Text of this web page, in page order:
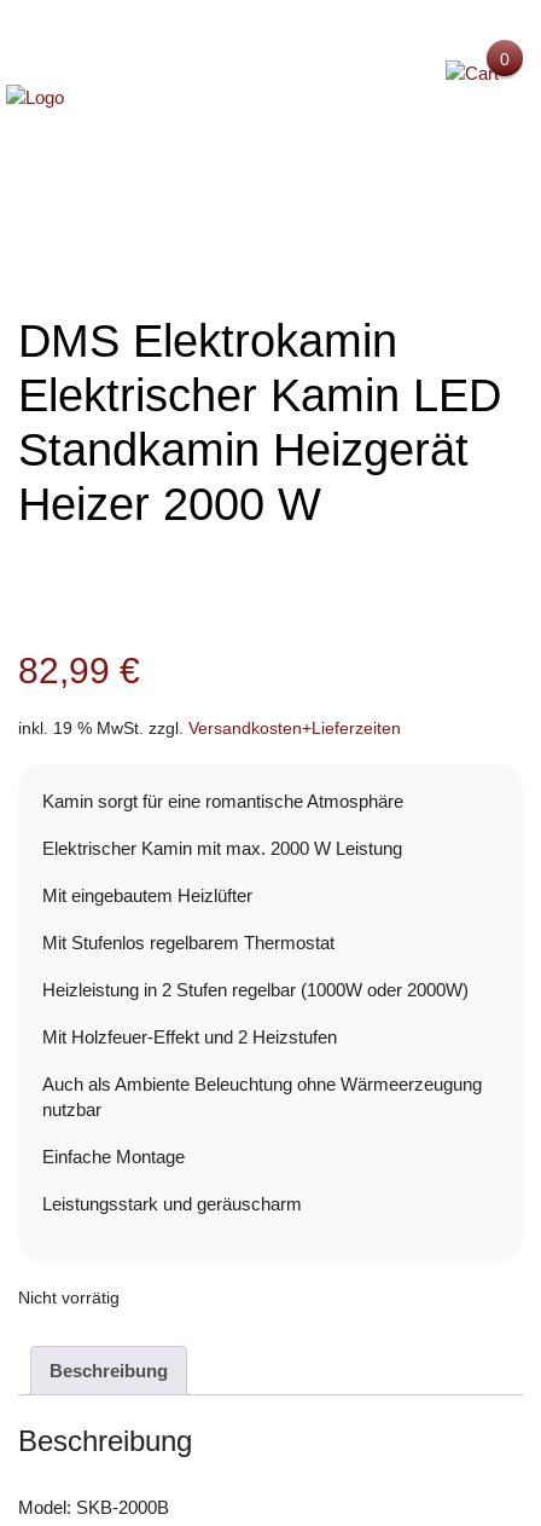
0
DMS Elektrokamin
Elektrischer Kamin LED
Standkamin Heizgerät
Heizer 2000 W
82,99 €
inkl. 19 % MwSt. zzgl. Versandkosten+Lieferzeiten
Kamin sorgt für eine romantische Atmosphäre
Elektrischer Kamin mit max. 2000 W Leistung
Mit eingebautem Heizlüfter
Mit Stufenlos regelbarem Thermostat
Heizleistung in 2 Stufen regelbar (1000W oder 2000W)
Mit Holzfeuer-Effekt und 2 Heizstufen
Auch als Ambiente Beleuchtung ohne Wärmeerzeugung
nutzbar
Einfache Montage
Leistungsstark und geräuscharm
Nicht vorrätig
Beschreibung
Beschreibung
Model: SKB-2000B